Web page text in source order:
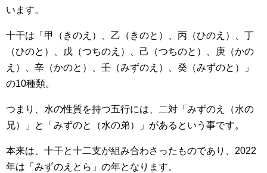
います。
十干は「甲（きのえ）、乙（きのと）、丙（ひのえ）、丁
（ひのと）、戊（つちのえ）、己（つちのと）、庚（かの
え）、辛（かのと）、壬（みずのえ）、癸（みずのと）」
の10種類。
つまり、水の性質を持つ五行には、二対「みずのえ（水の
兄）」と「みずのと（水の弟）」があるという事です。
本来は、十干と十二支が組み合わさったものであり、2022
年は「みずのえとら」の年となります。